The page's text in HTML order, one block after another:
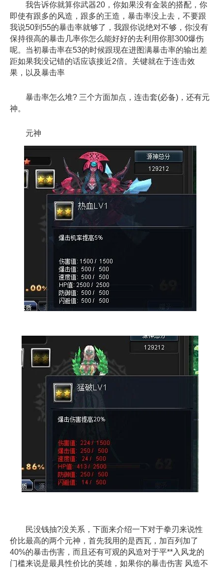
我告诉你就算你武器20，你如果没有金装的搭配，你
即使有跟多的风造，跟多的王造，暴击率没上去，不要跟
我说50到55的暴击率就够了，我跟你说绝对不够，你没有
保持很高的暴击几率你怎么能好好的去利用你那300爆伤
呢。当初暴击率在53的时候跟现在进图满暴击率的输出差
距如果我没记错的话应该接近2倍。关键就在于连击效
果，以及暴击率
暴击率怎么堆? 三个方面加点，连击套(必备)，还有元
神。
元神
民没钱抽?没关系，下面来介绍一下对于拳刃来说性
价比最高的两个元神，首先我用的是西瓦，加百列加了
40%的暴击伤害，而且还有可观的风造对于平**入风龙的
门槛来说是最具性价比的英雄，如果你的暴击伤害 风造不